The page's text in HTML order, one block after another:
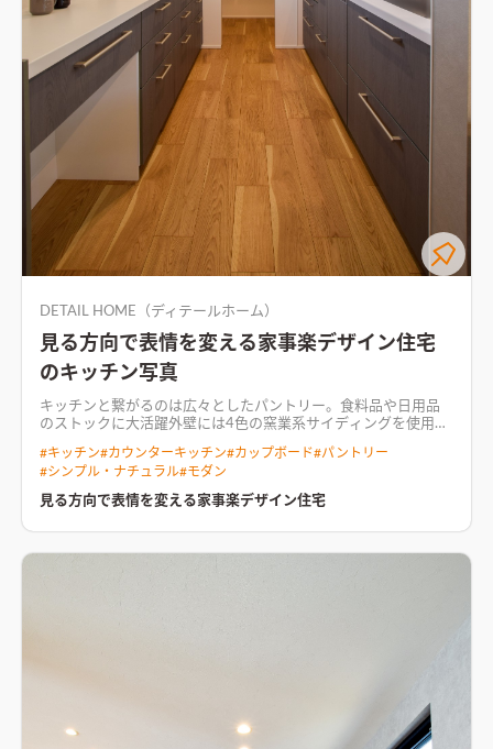
DETAIL HOME（ディテールホーム）
見る方向で表情を変える家事楽デザイン住宅
のキッチン写真
キッチンと繋がるのは広々としたパントリー。食料品や日用品
のストックに大活躍外壁には4色の窯業系サイディングを使用
り入れ、広々LDKの実現と開放感を演出。 外部収納は3帖ほど確
保し、タイヤや自転車を収納できるように。 玄関ホールには趣
味である熱帯魚の水槽を置くスペースを確保し、日々の様子を
観察できるようにした。 階段にはアイアン手摺を採用し、圧迫
感のないリビング空間リビングドアには抜け感のあるガラスド
#キッチン#カウンターキッチン#カップボード#パントリー
#シンプル・ナチュラル#モダン
見る方向で表情を変える家事楽デザイン住宅